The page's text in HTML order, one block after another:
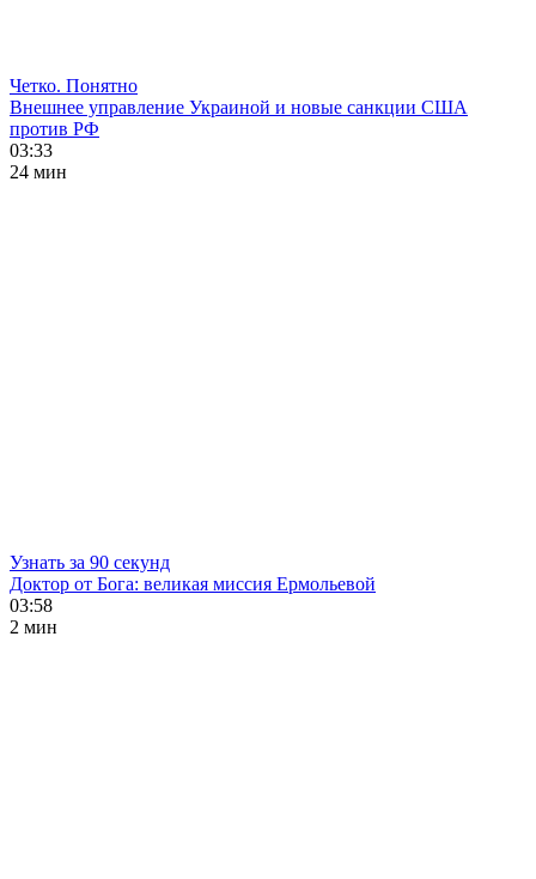
Четко. Понятно
Внешнее управление Украиной и новые санкции США
против РФ
03:33
24 мин
Узнать за 90 секунд
Доктор от Бога: великая миссия Ермольевой
03:58
2 мин